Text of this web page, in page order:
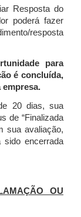
Resposta do
poderá fazer
resposta
para
é concluída,
empresa.
20 dias, sua
de “Finalizada
sua avaliação,
sido encerrada
OU